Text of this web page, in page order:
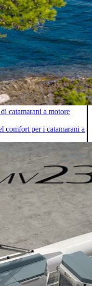
catamarani a motore
comfort per i catamarani a